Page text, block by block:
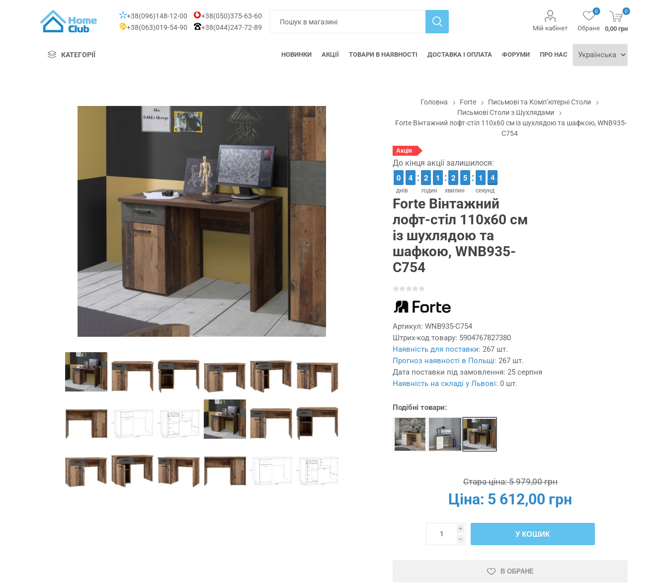
+38(096)148-12-00
+38(050)375-63-60
+38(063)019-54-90
+38(044)247-72-89 Мій кабінет Обране
0 0
0,00 грн
КАТЕГОРІЇ НОВИНКИ АКЦІЇ ТОВАРИ В НАЯВНОСТІ ДОСТАВКА І ОПЛАТА ФОРУМИ ПРО НАС
Головна Forte
Письмові та Комп’ютерні Столи
Письмові Столи з Шухлядами
Forte Вінтажний лофт-стіл 110x60 см із шухлядою та шафкою, WNB935-
C754
Акція
До кінця акції залишилося:
днів
9
9
0
0 3
3
4
4
годин
1
1
2
2 1
1
1
1
хвилин
1
1
2
2 4
4
5
5
секунд
2
1
1 4
3
3
Forte Вінтажний
лофт-стіл 110x60 см
із шухлядою та
шафкою, WNB935-
C754
Артикул: WNB935-C754
Штрих-код товару: 5904767827380
Наявність для поставки: 267 шт.
Прогноз наявності в Польщі: 267 шт.
Дата поставки під замовлення: 25 серпня
Наявність на складі у Львові: 0 шт.
Подібні товари:
Стара ціна: 5 979,00 грн
Ціна: 5 612,00 грн
i
h
У КОШИК
В ОБРАНЕ